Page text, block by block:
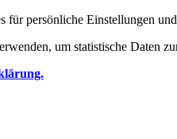
für persönliche Einstellungen
um statistische Daten